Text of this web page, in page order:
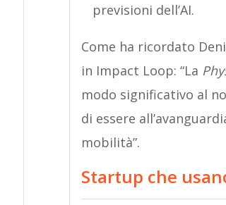
previsioni dell’AI.
Come ha ricordato
in Impact Loop: “La
modo significativo al
di essere
mobilità”.
Startup che